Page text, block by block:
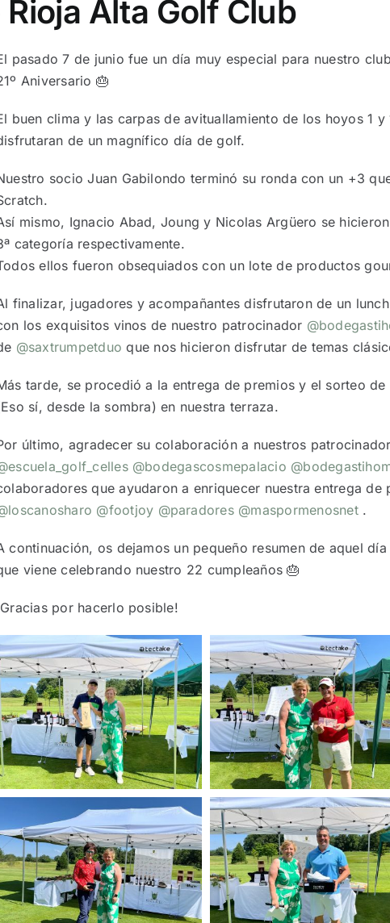
Alta Golf Club
pasado 7 de junio fue un día muy especial para nuestro
Aniversario 🎂
buen clima y las carpas de avituallamiento de los hoyos 1
de un magnífico día de golf.
socio Juan Gabilondo terminó su ronda con un +3
mismo, Ignacio Abad, Joung y Nicolas Argüero se
categoría respectivamente.
ellos fueron obsequiados con un lote de productos
finalizar, jugadores y acompañantes disfrutaron de un
los exquisitos vinos de nuestro patrocinador
@saxtrumpetduo que nos hicieron disfrutar de temas
tarde, se procedió a la entrega de premios y el sorteo
sí, desde la sombra) en nuestra terraza.
último, agradecer su colaboración a nuestros
@bodegascosmepalacio
que ayudaron a enriquecer nuestra entrega de
@footjoy @paradores @maspormenosnet.
continuación, os dejamos un pequeño resumen de aquel
viene celebrando nuestro 22 cumpleaños 🎂
por hacerlo posible!